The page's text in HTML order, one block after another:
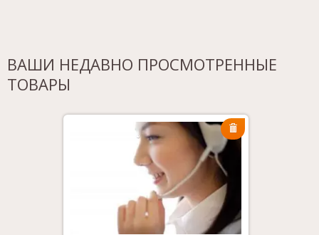
ВАШИ НЕДАВНО ПРОСМОТРЕННЫЕ
ТОВАРЫ